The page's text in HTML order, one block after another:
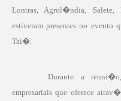
Lontras, Agrol�ndia, Salete,
estiveram presentes no
Tai�.
Durante a
empresariais que oferece